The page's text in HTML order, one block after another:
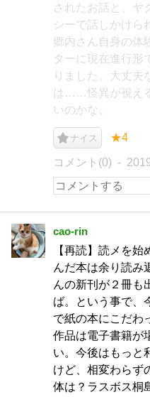
されたお話と、ヤ
シーで話しかけら
郷内さん自身の体
ターに現在進行形
りました。大丈夫
は……怪異が視え
いのかな。
ナイス ★4
コメント(0)
cao-rin
【再読】読メを
んだ本は余り読み
んの新刊が２冊も
ば。という事で、
で紙の本にこだわ
作品は電子書籍が
い。今後はもっと
けど、相変わらず
体は？ラスボス桐